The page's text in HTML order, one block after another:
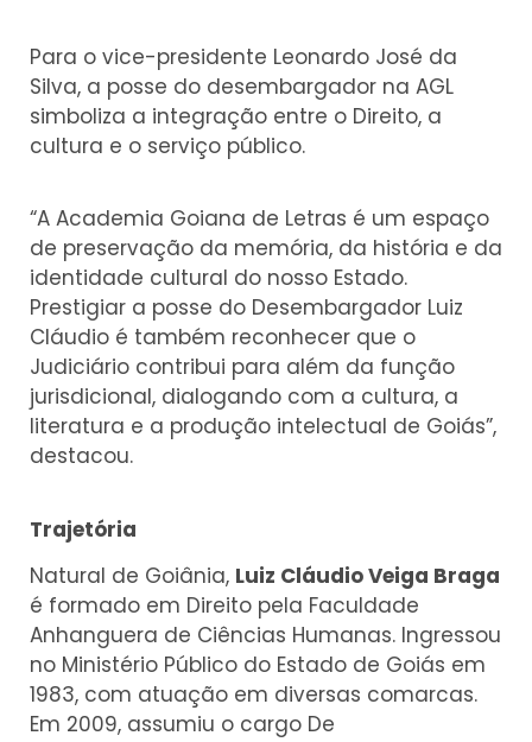
Para o vice-presidente Leonardo José da
Silva, a posse do desembargador na AGL
simboliza a integração entre o Direito, a
cultura e o serviço público.
“A Academia Goiana de Letras é um espaço
de preservação da memória, da história e da
identidade cultural do nosso Estado.
Prestigiar a posse do Desembargador Luiz
Cláudio é também reconhecer que o
Judiciário contribui para além da função
jurisdicional, dialogando com a cultura, a
literatura e a produção intelectual de Goiás”,
destacou.
Trajetória
Natural de Goiânia, Luiz Cláudio Veiga Braga
é formado em Direito pela Faculdade
Anhanguera de Ciências Humanas. Ingressou
no Ministério Público do Estado de Goiás em
1983, com atuação em diversas comarcas.
Em 2009, assumiu o cargo De